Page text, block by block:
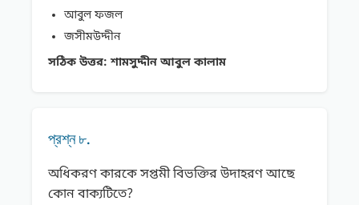
আবুল ফজল
জসীমউদ্দীন
সঠিক উত্তর: শামসুদ্দীন আবুল কালাম
প্রশ্ন ৮.
অধিকরণ কারকে সপ্তমী বিভক্তির উদাহরণ আছে
কোন বাক্যটিতে?